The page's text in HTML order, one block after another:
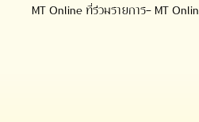
MT Online ที่ร่วมรายการ- MT